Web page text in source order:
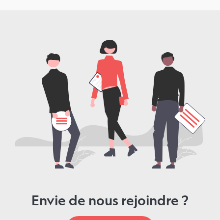
Envie de nous rejoindre ?